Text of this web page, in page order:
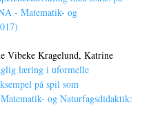
- Matematik- og
Vibeke Kragelund, Katrine
læring i uformelle
på spil som
og Naturfagsdidaktik: